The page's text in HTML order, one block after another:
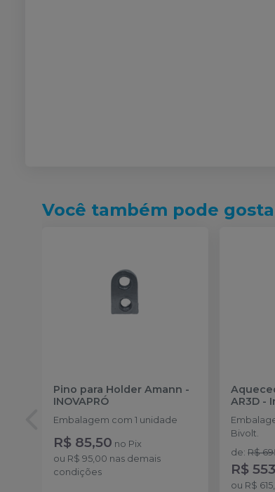
Você também pode
Pino para Holder Amann -
INOVAPRÓ
Embalagem com 1 unidade
R$ 85,50 no Pix
ou R$ 95,00 nas demais
condições
AR3D -
Bivolt.
de:R$
R$
ou R$